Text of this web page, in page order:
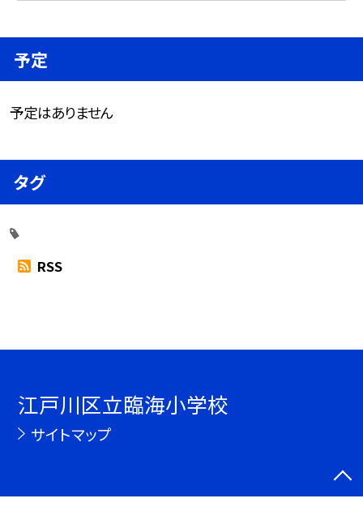
予定
予定はありません
タグ
RSS
江戸川区立臨海小学校
サイトマップ